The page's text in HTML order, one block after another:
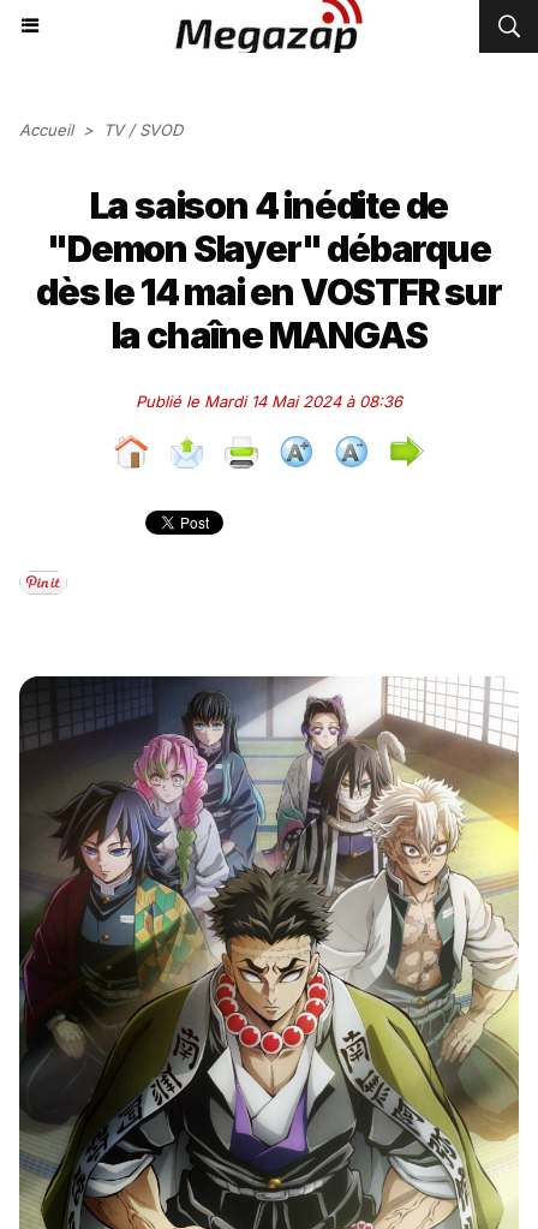
Accueil > TV / SVOD
La saison 4 inédite de
"Demon Slayer" débarque
dès le 14 mai en VOSTFR sur
la chaîne MANGAS
Publié le Mardi 14 Mai 2024 à 08:36